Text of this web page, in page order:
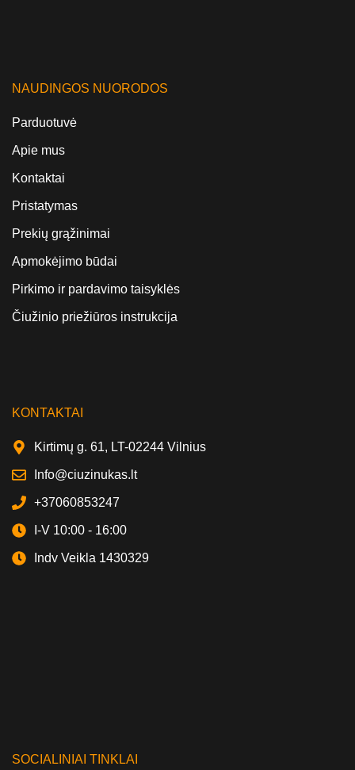
NAUDINGOS NUORODOS
Parduotuvė
Apie mus
Kontaktai
Pristatymas
Prekių grąžinimai
Apmokėjimo būdai
Pirkimo ir pardavimo taisyklės
Čiužinio priežiūros instrukcija
KONTAKTAI
Kirtimų g. 61, LT-02244 Vilnius
Info@ciuzinukas.lt
+37060853247
I-V 10:00 - 16:00
Indv Veikla 1430329
SOCIALINIAI TINKLAI